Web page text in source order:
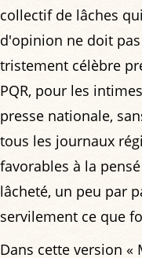
collectif de lâches
d'opinion ne doit
tristement célèbre
PQR, pour les
presse nationale,
tous les journaux
favorables à la
lâcheté, un peu par
servilement ce que
Dans cette version «